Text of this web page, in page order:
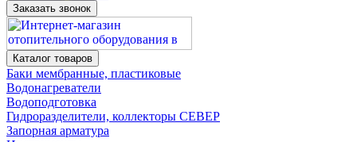
Заказать звонок
Каталог товаров
Баки мембранные, пластиковые
Водонагреватели
Водоподготовка
Гидроразделители, коллекторы СЕВЕР
Запорная арматура